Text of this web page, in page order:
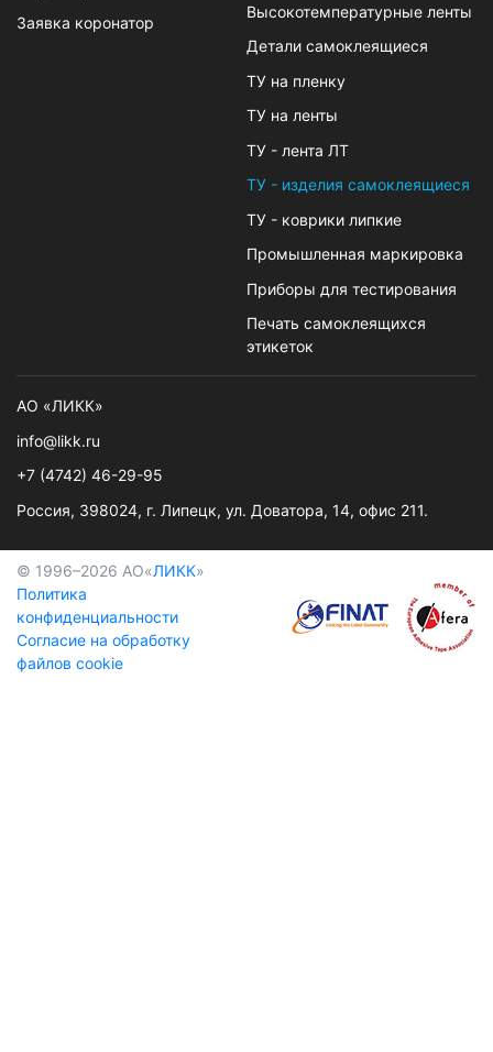
Заявка коронатор
Высокотемпературные ленты
Детали самоклеящиеся
ТУ на пленку
ТУ на ленты
ТУ - лента ЛТ
ТУ - изделия самоклеящиеся
ТУ - коврики липкие
Промышленная маркировка
Приборы для тестирования
Печать самоклеящихся
этикеток
АО «ЛИКК»
info@likk.ru
+7 (4742) 46-29-95
Россия, 398024, г. Липецк, ул. Доватора, 14, офис 211.
© 1996–2026 АО«ЛИКК»
Политика
конфиденциальности
Cогласие на обработку
файлов cookie